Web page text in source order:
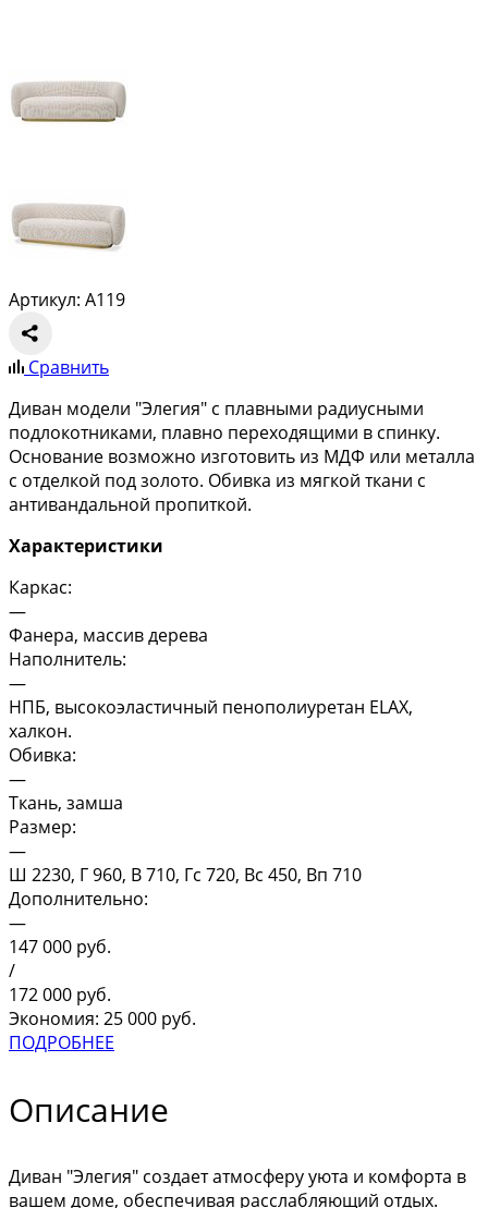
Артикул: A119
Сравнить
Диван модели "Элегия" с плавными радиусными
подлокотниками, плавно переходящими в спинку.
Основание возможно изготовить из МДФ или металла
с отделкой под золото. Обивка из мягкой ткани с
антивандальной пропиткой.
Характеристики
Каркас:
—
Фанера, массив дерева
Наполнитель:
—
НПБ, высокоэластичный пенополиуретан ELAX,
халкон.
Обивка:
—
Ткань, замша
Размер:
—
Ш 2230, Г 960, В 710, Гс 720, Вс 450, Вп 710
Дополнительно:
—
147 000 руб.
/
172 000 руб.
Экономия: 25 000 руб.
ПОДРОБНЕЕ
Описание
Диван "Элегия" создает атмосферу уюта и комфорта в
вашем доме, обеспечивая расслабляющий отдых.